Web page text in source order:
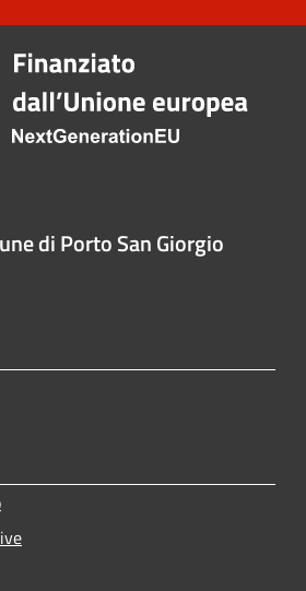
di Porto San Giorgio